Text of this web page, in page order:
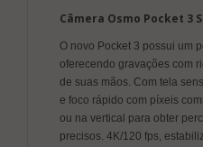
Câmera Osmo Pocket 3
O novo Pocket 3 possui um
oferecendo gravações com
de suas mãos. Com tela
e foco rápido com píxeis
ou na vertical para obter
precisos. 4K/120 fps,